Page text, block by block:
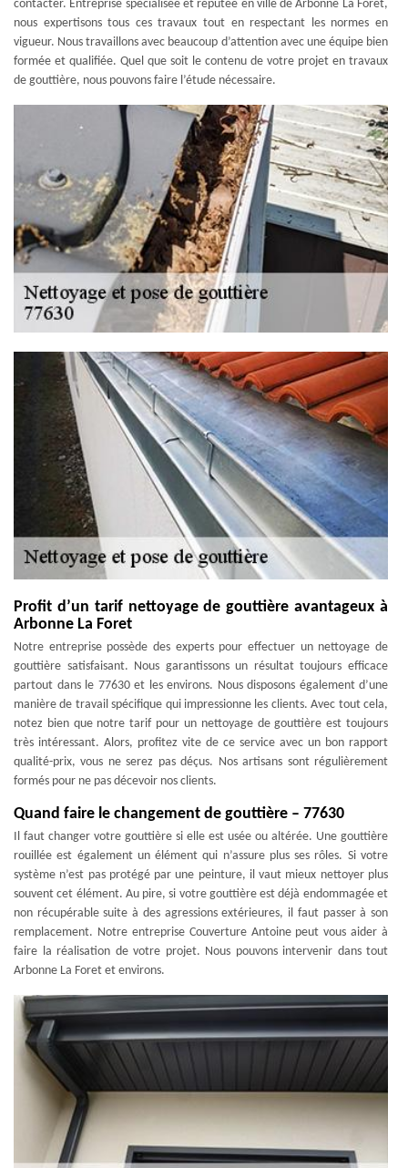
contacter. Entreprise spécialisée et réputée en ville de Arbonne La Foret,
nous expertisons tous ces travaux tout en respectant les normes en
vigueur. Nous travaillons avec beaucoup d’attention avec une équipe bien
formée et qualifiée. Quel que soit le contenu de votre projet en travaux
de gouttière, nous pouvons faire l’étude nécessaire.
Profit d’un tarif nettoyage de gouttière avantageux à
Arbonne La Foret
Notre entreprise possède des experts pour effectuer un nettoyage de
gouttière satisfaisant. Nous garantissons un résultat toujours efficace
partout dans le 77630 et les environs. Nous disposons également d’une
manière de travail spécifique qui impressionne les clients. Avec tout cela,
notez bien que notre tarif pour un nettoyage de gouttière est toujours
très intéressant. Alors, profitez vite de ce service avec un bon rapport
qualité-prix, vous ne serez pas déçus. Nos artisans sont régulièrement
formés pour ne pas décevoir nos clients.
Quand faire le changement de gouttière – 77630
Il faut changer votre gouttière si elle est usée ou altérée. Une gouttière
rouillée est également un élément qui n’assure plus ses rôles. Si votre
système n’est pas protégé par une peinture, il vaut mieux nettoyer plus
souvent cet élément. Au pire, si votre gouttière est déjà endommagée et
non récupérable suite à des agressions extérieures, il faut passer à son
remplacement. Notre entreprise Couverture Antoine peut vous aider à
faire la réalisation de votre projet. Nous pouvons intervenir dans tout
Arbonne La Foret et environs.